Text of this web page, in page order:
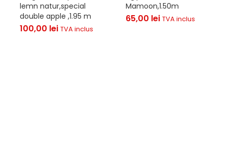
lemn natur,special
double apple ,1.95 m
100,00 lei TVA inclus
Mamoon,1.50m
65,00 lei TVA inclus